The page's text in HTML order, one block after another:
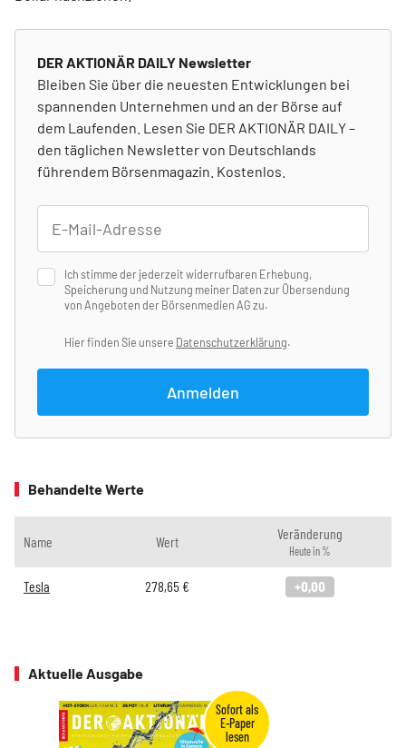
DER AKTIONÄR DAILY Newsletter
Bleiben Sie über die neuesten Entwicklungen bei
spannenden Unternehmen und an der Börse auf
dem Laufenden. Lesen Sie DER AKTIONÄR DAILY –
den täglichen Newsletter von Deutschlands
führendem Börsenmagazin. Kostenlos.
Ich stimme der jederzeit widerrufbaren Erhebung,
Speicherung und Nutzung meiner Daten zur Übersendung
von Angeboten der Börsenmedien AG zu.
Hier finden Sie unsere Datenschutzerklärung.
Anmelden
Behandelte Werte
Name Wert Veränderung
Heute in %
Tesla 278,65 € +0,00
Aktuelle Ausgabe